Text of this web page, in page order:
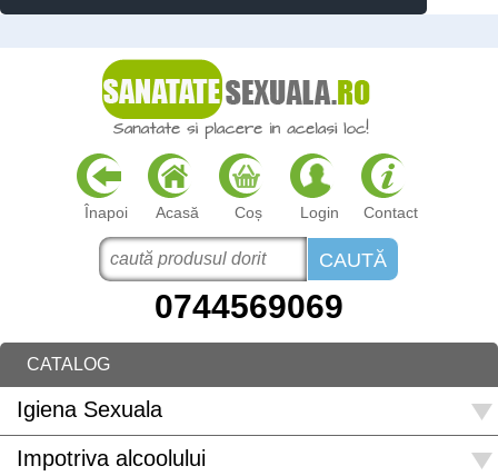
Înapoi Acasă Coș Login Contact
0744569069
CATALOG
Igiena Sexuala
Impotriva alcoolului